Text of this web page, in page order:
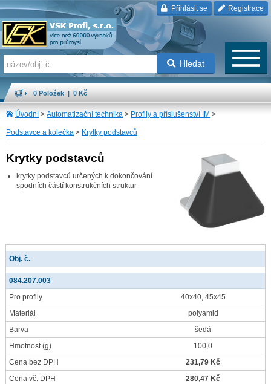
Přihlásit se Registrace
Hledat
0 Položek | 0 Kč
Úvodní > Automatizační technika > Profily a příslušenství IM >
Podstavce a kolečka > Krytky podstavců
Krytky podstavců
krytky podstavců určených k dokončování
spodních částí konstrukčních struktur
Obj. č.
084.207.003
Pro profily
40x40, 45x45
Materiál
polyamid
Barva
šedá
Hmotnost(g)
100,0
Cena bez DPH
231,79 Kč
Cena vč. DPH
280,47 Kč